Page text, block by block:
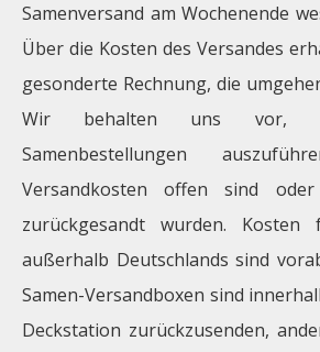
Samenversand am Wochenende
Über die Kosten des Versandes
gesonderte Rechnung, die
Wir behalten uns vor,
Samenbestellungen
Versandkosten offen sind
zurückgesandt wurden.
außerhalb Deutschlands sind
Samen-Versandboxen sind
Deckstation zurückzusenden,